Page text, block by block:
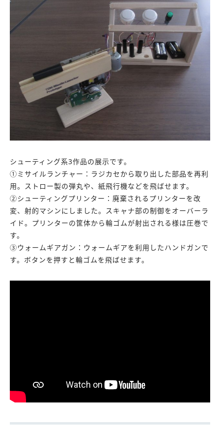
シューティング系3作品の展示です。
①ミサイルランチャー：ラジカセから取り出した部品を再利
用。ストロー製の弾丸や、紙飛行機などを飛ばせます。
②シューティングプリンター：廃棄されるプリンターを改
変、射的マシンにしました。スキャナ部の制御をオーバーラ
イド。プリンターの筐体から輪ゴムが射出される様は圧巻で
す。
③ウォームギアガン：ウォームギアを利用したハンドガンで
す。ボタンを押すと輪ゴムを飛ばせます。